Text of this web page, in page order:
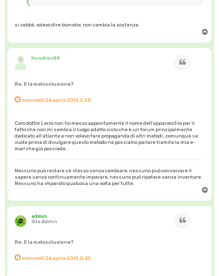
si vabbè, volevo dire bionator, non cambia la sostanza.
p
NewAlex88
Re: E la malocclusione?
mercoledì 24 aprile 2013, 0:28
Caro dottor Lerro non ho messo appositamente il nome dell'apparecchio per il
fatto che non mi sembra il luogo adatto visto che è un forum principalmente
dedicato all'atlante e non volevo fare propaganda di altri metodi...comunque se
vuole prima di divulgare questo metodo ne possiamo parlare tramite la mia e-
mail che già possiede...
Nessuno può restare sè stesso senza cambiare, nessuno può conservare il
sapere senza continuamente imparare, nessuno può ripetere senza inventare.
Nessuno ha imparato qualcosa una volta per tutte.
p
admin
Site Admin
Re: E la malocclusione?
mercoledì 24 aprile 2013, 0:40